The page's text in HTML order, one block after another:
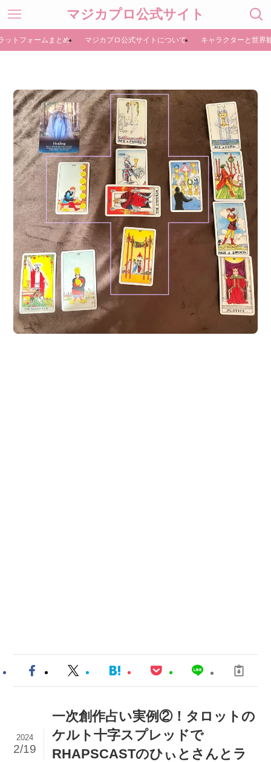
マジカプロ公式サイト
ットフォームまとめ マジカプロ公式サイトについて キャラクターと世界
一次創作占い実例②！タロットの
ケルト十字スプレッドで
RHAPSCASTのひぃとさんとラ
2024
2/19